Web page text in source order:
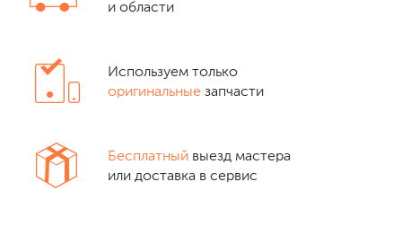
и области
Используем только
оригинальные запчасти
Бесплатный выезд мастера
или доставка в сервис